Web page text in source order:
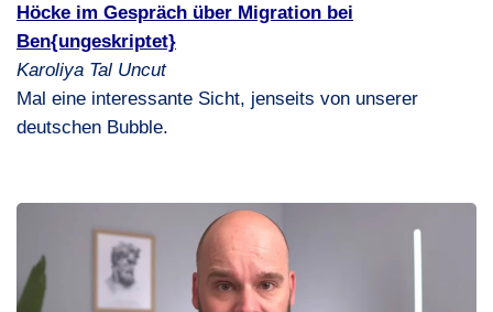
Höcke im Gespräch über Migration bei
Ben{ungeskriptet}
Karoliya Tal Uncut
Mal eine interessante Sicht, jenseits von unserer
deutschen Bubble.